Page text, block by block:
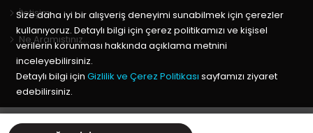
İletişim
Ne Aramıştınız…
Copyright © 2020 Keyif Bebesi | Kids & Toys, GeliştiriciKabuk
Size daha iyi bir alışveriş deneyimi sunabilmek için çerezler
kullanıyoruz. Detaylı bilgi için çerez politikamızı ve kişisel
verilerin korunması hakkında açıklama metnini
inceleyebilirsiniz.
Detaylı bilgi için Gizlilik ve Çerez Politikası sayfamızı ziyaret
edebilirsiniz.
Tamam